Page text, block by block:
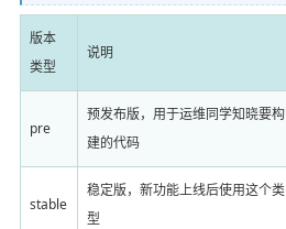
版本
类型
说明
pre
预发布版，用于运维同学知晓要构
建的代码
stable
稳定版，新功能上线后使用这个类
型